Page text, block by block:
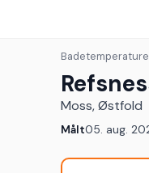
Moss, Østfold
Målt05. aug.